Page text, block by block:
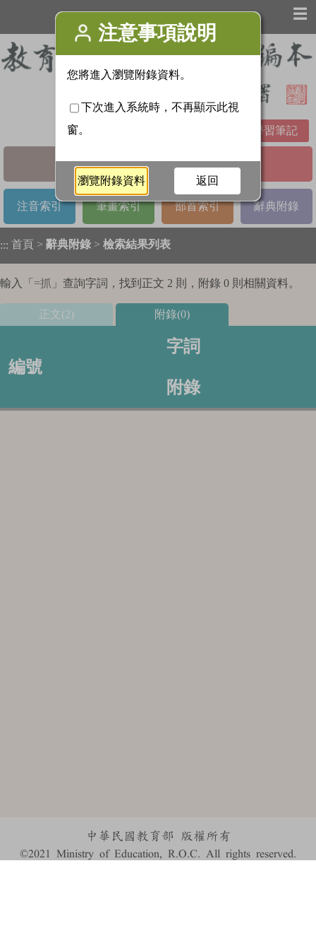
☰
學習筆記
基本檢索 進階檢索
注音索引 筆畫索引 部首索引 辭典附錄
::: 首頁 > 辭典附錄 > 檢索結果列表
輸入「 =抓 」查詢字詞，找到正文 2 則，附錄 0 則相關資料。
正文(2) 附錄(0)
編號
字詞
附錄
中華民國教育部 版權所有
©2021 Ministry of Education, R.O.C. All rights reserved.